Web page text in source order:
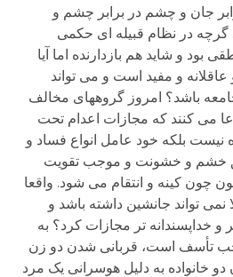
جان و چشم در برابر چشم و
در نظام قبیله ای حکمی
بود و شاید هم بازدارنده اما آیا
عاقلانه و مفید است و می تواند
باشد؟ امروز گروههای مخالف
می کنند که مجازات اعدام تحت
نیست بلکه خود عامل انواع فساد و
خشم و خشونت و موجب تقویت
چون کینه و انتقام می شود. واقعا
تواند جانشین داشته باشد و
و خداپسندانه تر مجازات کرد؟ به
تأسف است، قربانی شدن دو زن
خانواده به دلیل هوسرانی یک مرد